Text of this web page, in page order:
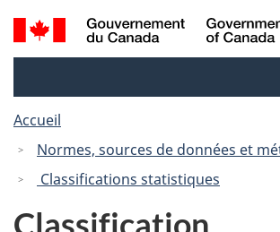
Passer
au
Passer
à
Recherche
et
Accueil
Normes, sources de données et
Classifications statistiques
Classification